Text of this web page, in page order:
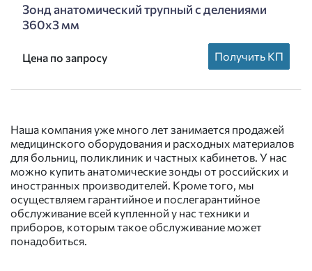
Зонд анатомический трупный с делениями
360х3 мм
Цена по запросу Получить КП
Наша компания уже много лет занимается продажей
медицинского оборудования и расходных материалов
для больниц, поликлиник и частных кабинетов. У нас
можно купить анатомические зонды от российских и
иностранных производителей. Кроме того, мы
осуществляем гарантийное и послегарантийное
обслуживание всей купленной у нас техники и
приборов, которым такое обслуживание может
понадобиться.